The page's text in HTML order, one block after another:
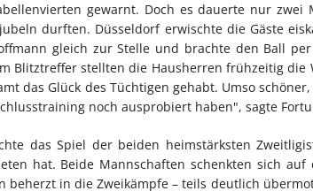
gewarnt. Doch es dauerte nur
durften. Düsseldorf erwischte die Gäste
gleich zur Stelle und brachte den Ball
Blitztreffer stellten die Hausherren frühzeitig die
das Glück des Tüchtigen gehabt. Umso
noch ausprobiert haben", sagte
das Spiel der beiden heimstärksten
hat. Beide Mannschaften schenkten sich
beherzt in die Zweikämpfe – teils deutlich